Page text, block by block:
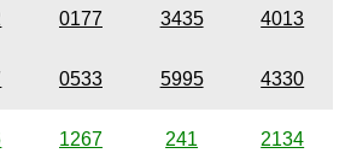
0177 3435 4013
0533 5995 4330
1267 241 2134